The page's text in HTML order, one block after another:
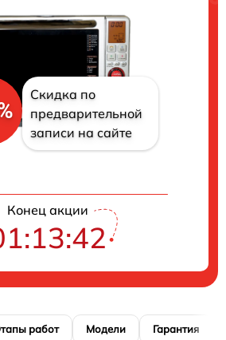
Скидка по
предварительной
записи на сайте
Конец акции
работ Модели Гарантия